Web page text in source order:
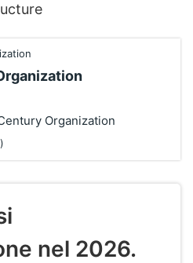
Organization
nel 2026.